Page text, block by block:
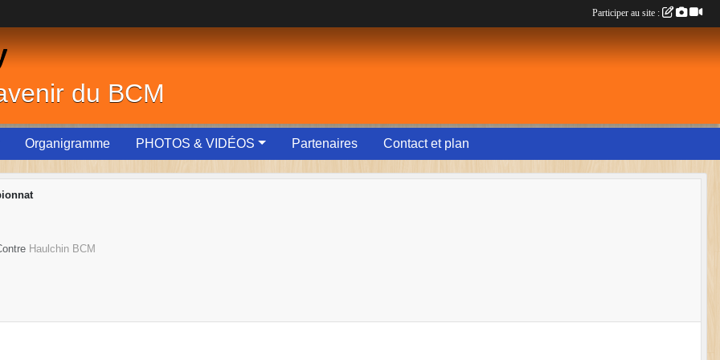
du BCM
Organigramme PHOTOS & VIDÉOS Partenaires Contact et plan
Haulchin BCM
Participer au site :